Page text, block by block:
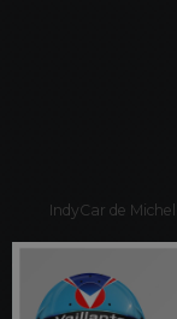
IndyCar de